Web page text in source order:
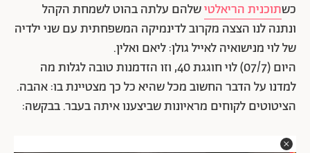
כשתוכנית הריאלטישלהם עלתה בהוט לשמחת הקהל
ונתנה לנו הצצה מקרוב לדינמיקה המשפחתית עם שני ילדיה
של לוי מנישואיה לאייל גולן: ליאם ואלין.
היום (07/7) לוי חוגגת 40, וזו הזדמנות טובה לגלות מה
למדנו על הדבר החשוב מכל שהיא כל כך מצטיינת בו: אהבה.
הציטוטים לקוחים מראיונות שביצענו איתה בעבר. בבקשה: